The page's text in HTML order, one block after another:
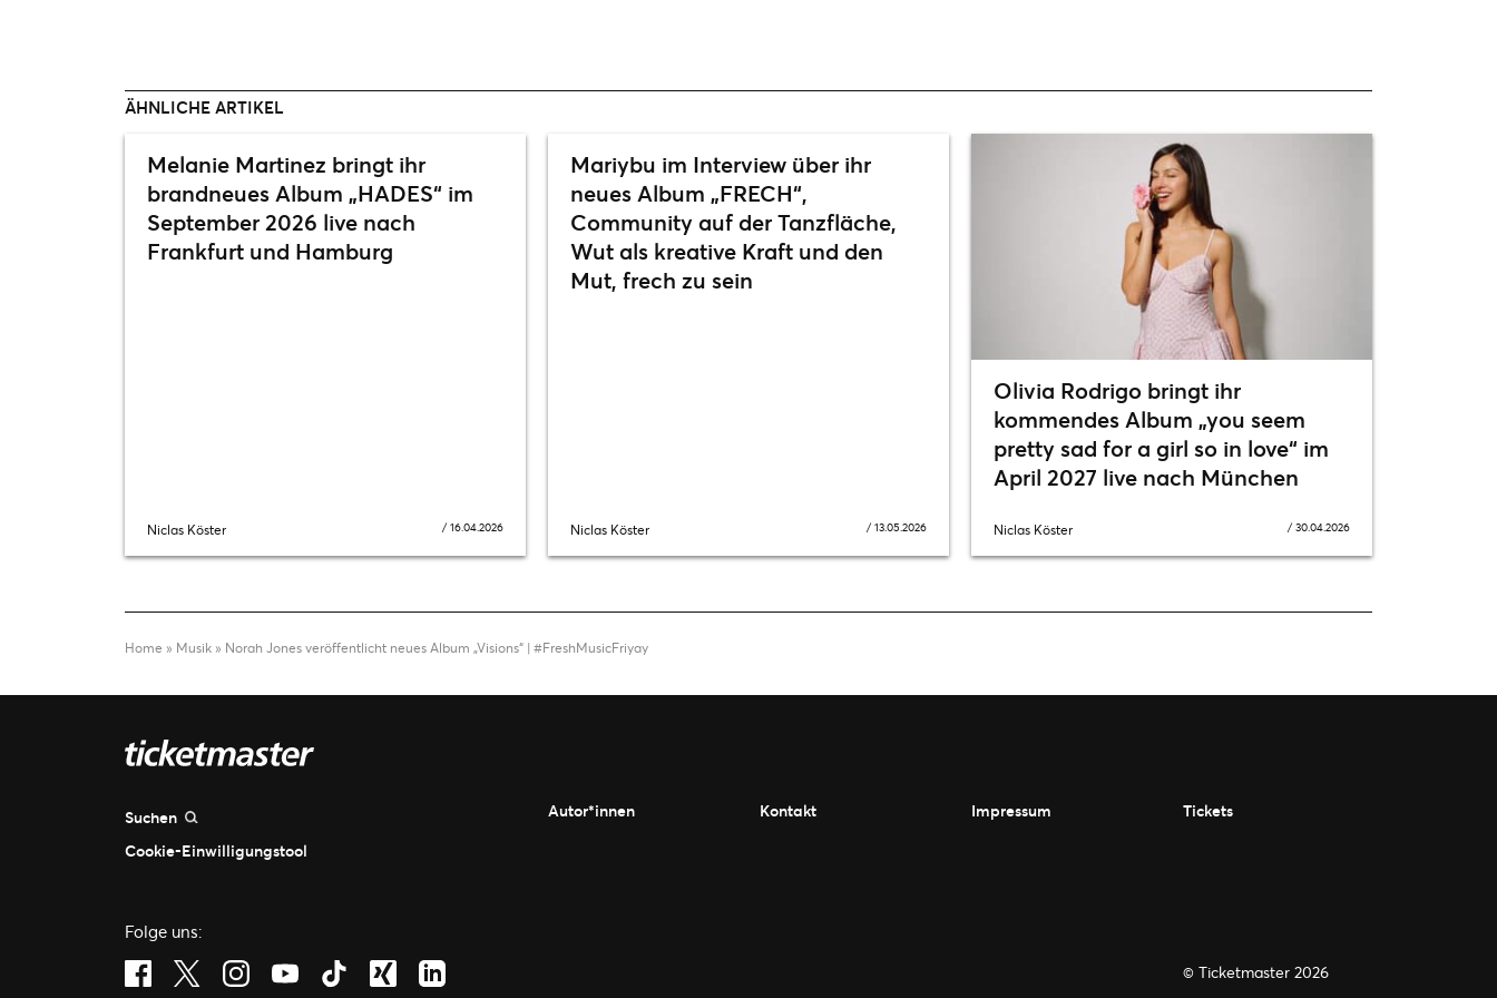
ÄHNLICHE ARTIKEL
Melanie Martinez bringt ihr
brandneues Album „HADES“ im
September 2026 live nach
Frankfurt und Hamburg
Niclas Köster /16.04.2026
Mariybu im Interview über ihr
neues Album „FRECH“,
Community auf der Tanzfläche,
Wut als kreative Kraft und den
Mut, frech zu sein
Niclas Köster /13.05.2026
Olivia Rodrigo bringt ihr
kommendes Album „you seem
pretty sad for a girl so in love“ im
April 2027 live nach München
Niclas Köster /30.04.2026
Home » Musik » Norah Jones veröffentlicht neues Album „Visions“ | #FreshMusicFriyay
Suchen
Cookie-Einwilligungstool
Autor*innen Kontakt Impressum Tickets
Folge uns:
Visit Facebook (opens in a new window)
Visit Twitter (opens in a new window)
Visit Instagram (opens in a new window)
Visit Youtube (opens in a new window)
Visit Tiktok (opens in a new window)
Visit Xing (opens in a new window) © Ticketmaster 2026